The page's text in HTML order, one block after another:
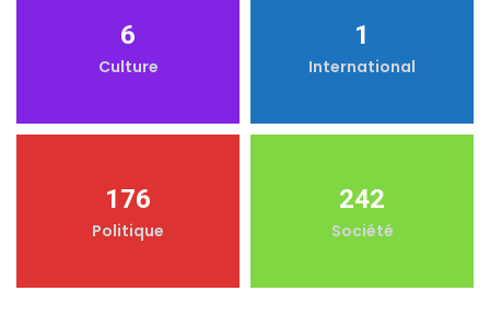
6
Culture
1
International
176
Politique
242
Société